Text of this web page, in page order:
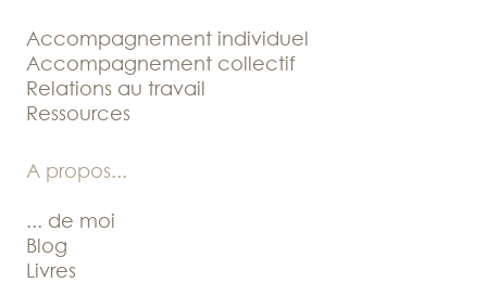
Accompagnement individuel
Accompagnement collectif
Relations au travail
Ressources
A propos...
... de moi
Blog
Livres